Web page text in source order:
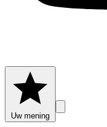
Uw mening